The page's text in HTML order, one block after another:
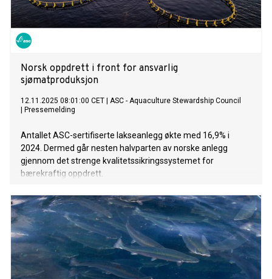
Norsk oppdrett i front for ansvarlig
sjømatproduksjon
12.11.2025 08:01:00 CET
ASC - Aquaculture Stewardship Council
Pressemelding
Antallet ASC-sertifiserte lakseanlegg økte med 16,9% i
2024. Dermed går nesten halvparten av norske anlegg
gjennom det strenge kvalitetssikringssystemet for
bærekraftig oppdrett.